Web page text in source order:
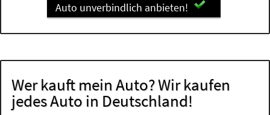
Auto unverbindlich anbieten!
Wer kauft mein Auto? Wir kaufen
jedes Auto in Deutschland!